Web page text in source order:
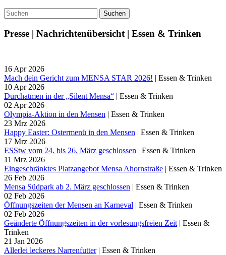
Presse | Nachrichtenübersicht | Essen & Trinken
16 Apr 2026
Mach dein Gericht zum MENSA STAR 2026! | Essen & Trinken
10 Apr 2026
Durchatmen in der „Silent Mensa“ | Essen & Trinken
02 Apr 2026
Olympia-Aktion in den Mensen | Essen & Trinken
23 Mrz 2026
Happy Easter: Ostermenü in den Mensen | Essen & Trinken
17 Mrz 2026
ESStw vom 24. bis 26. März geschlossen | Essen & Trinken
11 Mrz 2026
Eingeschränktes Platzangebot Mensa Ahornstraße | Essen & Trinken
26 Feb 2026
Mensa Südpark ab 2. März geschlossen | Essen & Trinken
02 Feb 2026
Öffnungszeiten der Mensen an Karneval | Essen & Trinken
02 Feb 2026
Geänderte Öffnungszeiten in der vorlesungsfreien Zeit | Essen &
Trinken
21 Jan 2026
Allerlei leckeres Narrenfutter | Essen & Trinken